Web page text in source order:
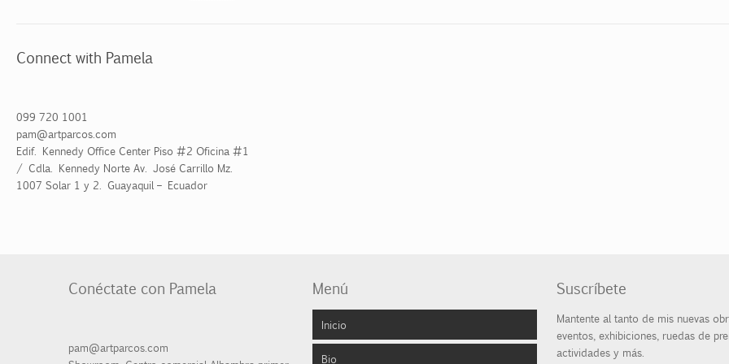
Connect with Pamela
099 720 1001
pam@artparcos.com
Edif. Kennedy Office Center Piso #2 Oficina #1
/ Cdla. Kennedy Norte Av. José Carrillo Mz.
1007 Solar 1 y 2. Guayaquil – Ecuador
Conéctate con Pamela
pam@artparcos.com
Menú
Inicio
Bio
Suscríbete
Mantente al tanto de mis nuevas
eventos, exhibiciones, ruedas de
actividades y más.